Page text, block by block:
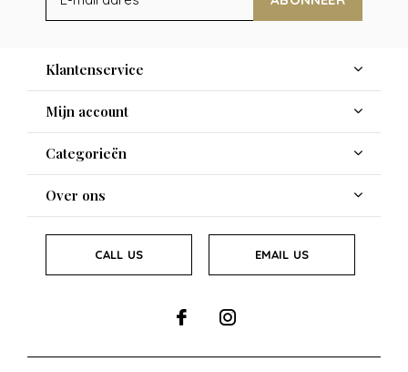
Klantenservice
Mijn account
Categorieën
Over ons
CALL US EMAIL US